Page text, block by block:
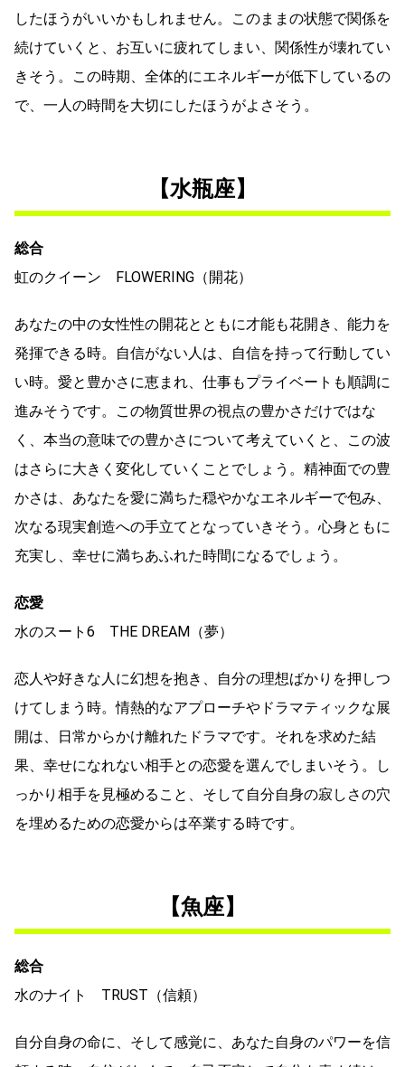
したほうがいいかもしれません。このままの状態で関係を
続けていくと、お互いに疲れてしまい、関係性が壊れてい
きそう。この時期、全体的にエネルギーが低下しているの
で、一人の時間を大切にしたほうがよさそう。
【水瓶座】
総合
虹のクイーン FLOWERING（開花）
あなたの中の女性性の開花とともに才能も花開き、能力を
発揮できる時。自信がない人は、自信を持って行動してい
い時。愛と豊かさに恵まれ、仕事もプライベートも順調に
進みそうです。この物質世界の視点の豊かさだけではな
く、本当の意味での豊かさについて考えていくと、この波
はさらに大きく変化していくことでしょう。精神面での豊
かさは、あなたを愛に満ちた穏やかなエネルギーで包み、
次なる現実創造への手立てとなっていきそう。心身ともに
充実し、幸せに満ちあふれた時間になるでしょう。
恋愛
水のスート6 THE DREAM（夢）
恋人や好きな人に幻想を抱き、自分の理想ばかりを押しつ
けてしまう時。情熱的なアプローチやドラマティックな展
開は、日常からかけ離れたドラマです。それを求めた結
果、幸せになれない相手との恋愛を選んでしまいそう。し
っかり相手を見極めること、そして自分自身の寂しさの穴
を埋めるための恋愛からは卒業する時です。
【魚座】
総合
水のナイト TRUST（信頼）
自分自身の命に、そして感覚に、あなた自身のパワーを信